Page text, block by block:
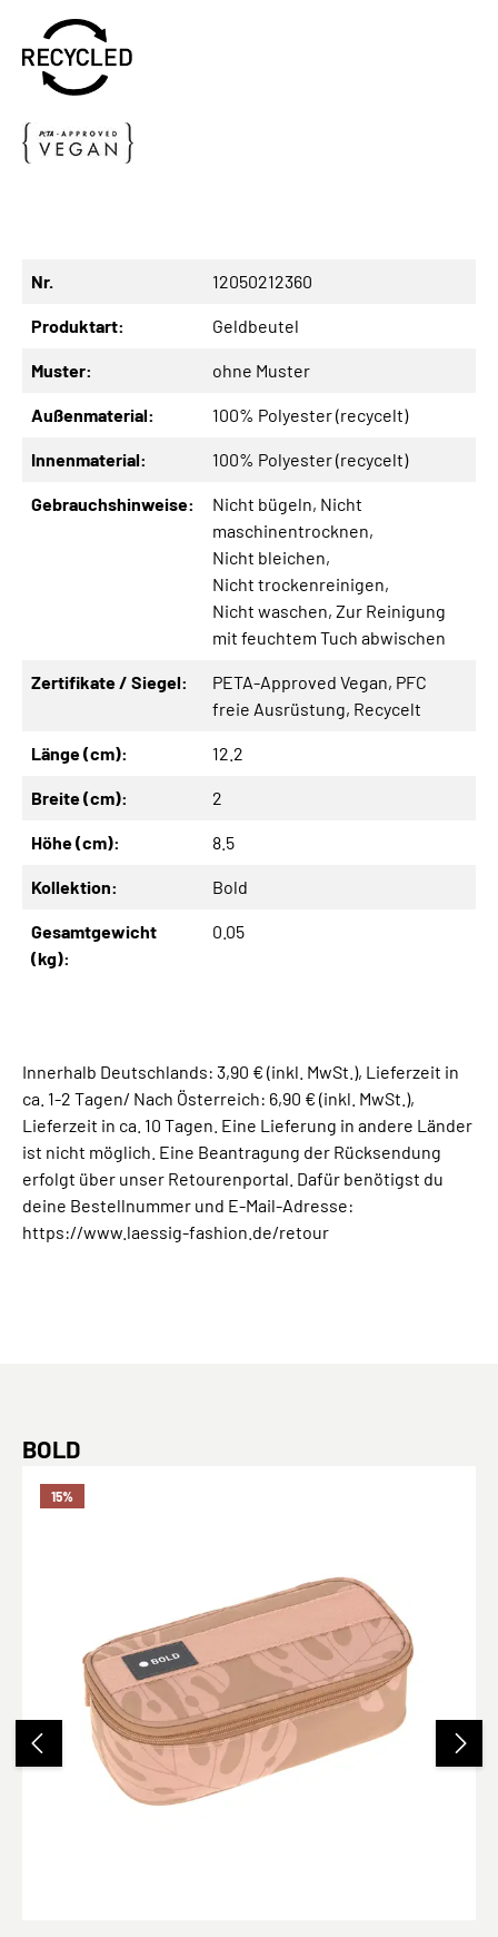
Nr. 12050212360
Produktart: Geldbeutel
Muster: ohne Muster
Außenmaterial: 100% Polyester (recycelt)
Innenmaterial: 100% Polyester (recycelt)
Gebrauchshinweise: Nicht bügeln, Nicht
maschinentrocknen,
Nicht bleichen,
Nicht trockenreinigen,
Nicht waschen, Zur Reinigung
mit feuchtem Tuch abwischen
Zertifikate / Siegel: PETA-Approved Vegan, PFC
freie Ausrüstung, Recycelt
Länge (cm): 12.2
Breite (cm): 2
Höhe (cm): 8.5
Kollektion: Bold
Gesamtgewicht
(kg):
0.05
Innerhalb Deutschlands: 3,90 € (inkl. MwSt.), Lieferzeit in
ca. 1-2 Tagen/ Nach Österreich: 6,90 € (inkl. MwSt.),
Lieferzeit in ca. 10 Tagen. Eine Lieferung in andere Länder
ist nicht möglich. Eine Beantragung der Rücksendung
erfolgt über unser Retourenportal. Dafür benötigst du
deine Bestellnummer und E-Mail-Adresse:
https://www.laessig-fashion.de/retour
Produktgalerie überspringen
BOLD
15%